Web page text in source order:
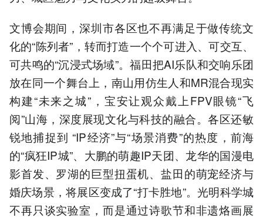
文博会期间，深圳市各区也不再满足于做传统文
化的“陈列者”，转而打造一个个可进入、可交互、
可共鸣的“沉浸式场域”。福田把AI乐队和交响乐团
放在同一个舞台上，南山用仿生人和MR混合现实
构建“未来之城”，宝安让观众戴上FPV眼镜“飞
阅”山海，深度展现文化与科技的融合。各区还敏
锐地捕捉到 “IP经济”与“场景消费”的热度，前海
的“疯狂IP城”、大鹏的萌趣IP天团、龙华的国漫电
影首发、罗湖的巨型扭蛋机、盐田的萌宠经济与
婚庆场景，将展区变成了“打卡胜地”。光明科学城
不再只谈实验室，而是通过诗歌节和非遗烙画展